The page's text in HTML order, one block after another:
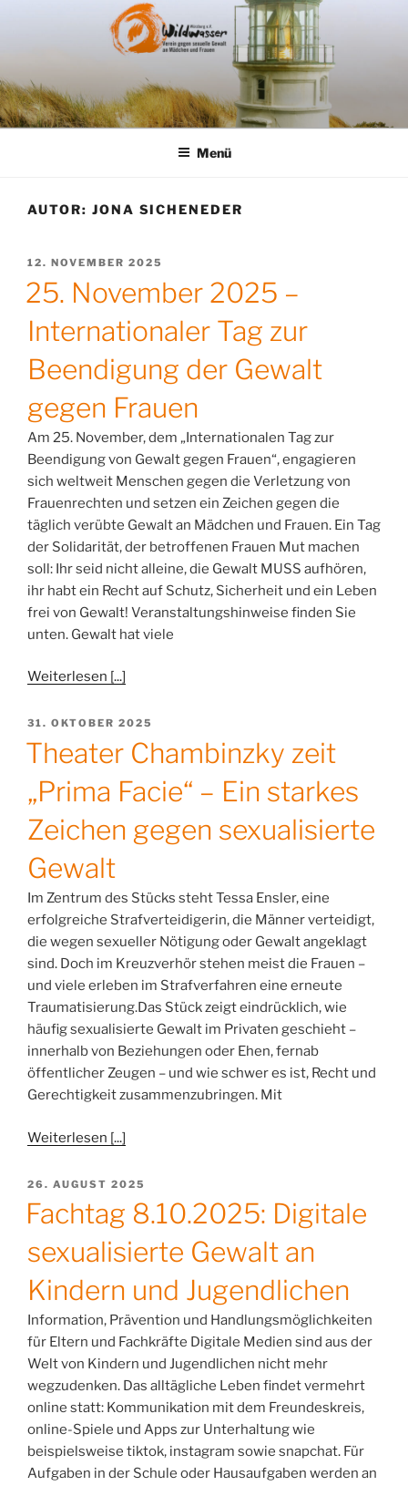
Menü
AUTOR: JONA SICHENEDER
VERÖFFENTLICHT
12. NOVEMBER 2025
25. November 2025 –
Internationaler Tag zur
Beendigung der Gewalt
gegen Frauen
Am 25. November, dem „Internationalen Tag zur
Beendigung von Gewalt gegen Frauen“, engagieren
sich weltweit Menschen gegen die Verletzung von
Frauenrechten und setzen ein Zeichen gegen die
täglich verübte Gewalt an Mädchen und Frauen. Ein Tag
der Solidarität, der betroffenen Frauen Mut machen
soll: Ihr seid nicht alleine, die Gewalt MUSS aufhören,
ihr habt ein Recht auf Schutz, Sicherheit und ein Leben
frei von Gewalt! Veranstaltungshinweise finden Sie
unten. Gewalt hat viele
Weiterlesen [...]
VERÖFFENTLICHT
31. OKTOBER 2025
Theater Chambinzky zeit
„Prima Facie“ – Ein starkes
Zeichen gegen sexualisierte
Gewalt
Im Zentrum des Stücks steht Tessa Ensler, eine
erfolgreiche Strafverteidigerin, die Männer verteidigt,
die wegen sexueller Nötigung oder Gewalt angeklagt
sind. Doch im Kreuzverhör stehen meist die Frauen –
und viele erleben im Strafverfahren eine erneute
Traumatisierung.Das Stück zeigt eindrücklich, wie
häufig sexualisierte Gewalt im Privaten geschieht –
innerhalb von Beziehungen oder Ehen, fernab
öffentlicher Zeugen – und wie schwer es ist, Recht und
Gerechtigkeit zusammenzubringen. Mit
Weiterlesen [...]
VERÖFFENTLICHT
26. AUGUST 2025
Fachtag 8.10.2025: Digitale
sexualisierte Gewalt an
Kindern und Jugendlichen
Information, Prävention und Handlungsmöglichkeiten
für Eltern und Fachkräfte Digitale Medien sind aus der
Welt von Kindern und Jugendlichen nicht mehr
wegzudenken. Das alltägliche Leben findet vermehrt
online statt: Kommunikation mit dem Freundeskreis,
online-Spiele und Apps zur Unterhaltung wie
beispielsweise tiktok, instagram sowie snapchat. Für
Aufgaben in der Schule oder Hausaufgaben werden an